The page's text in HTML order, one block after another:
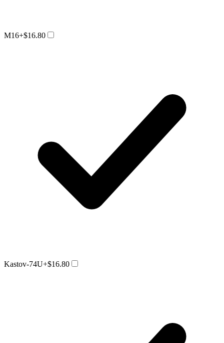
M16+$16.80
Kastov-74U+$16.80